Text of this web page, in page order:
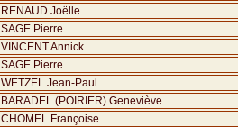
RENAUD Joëlle
SAGE Pierre
VINCENT Annick
SAGE Pierre
WETZEL Jean-Paul
BARADEL (POIRIER) Geneviève
CHOMEL Françoise